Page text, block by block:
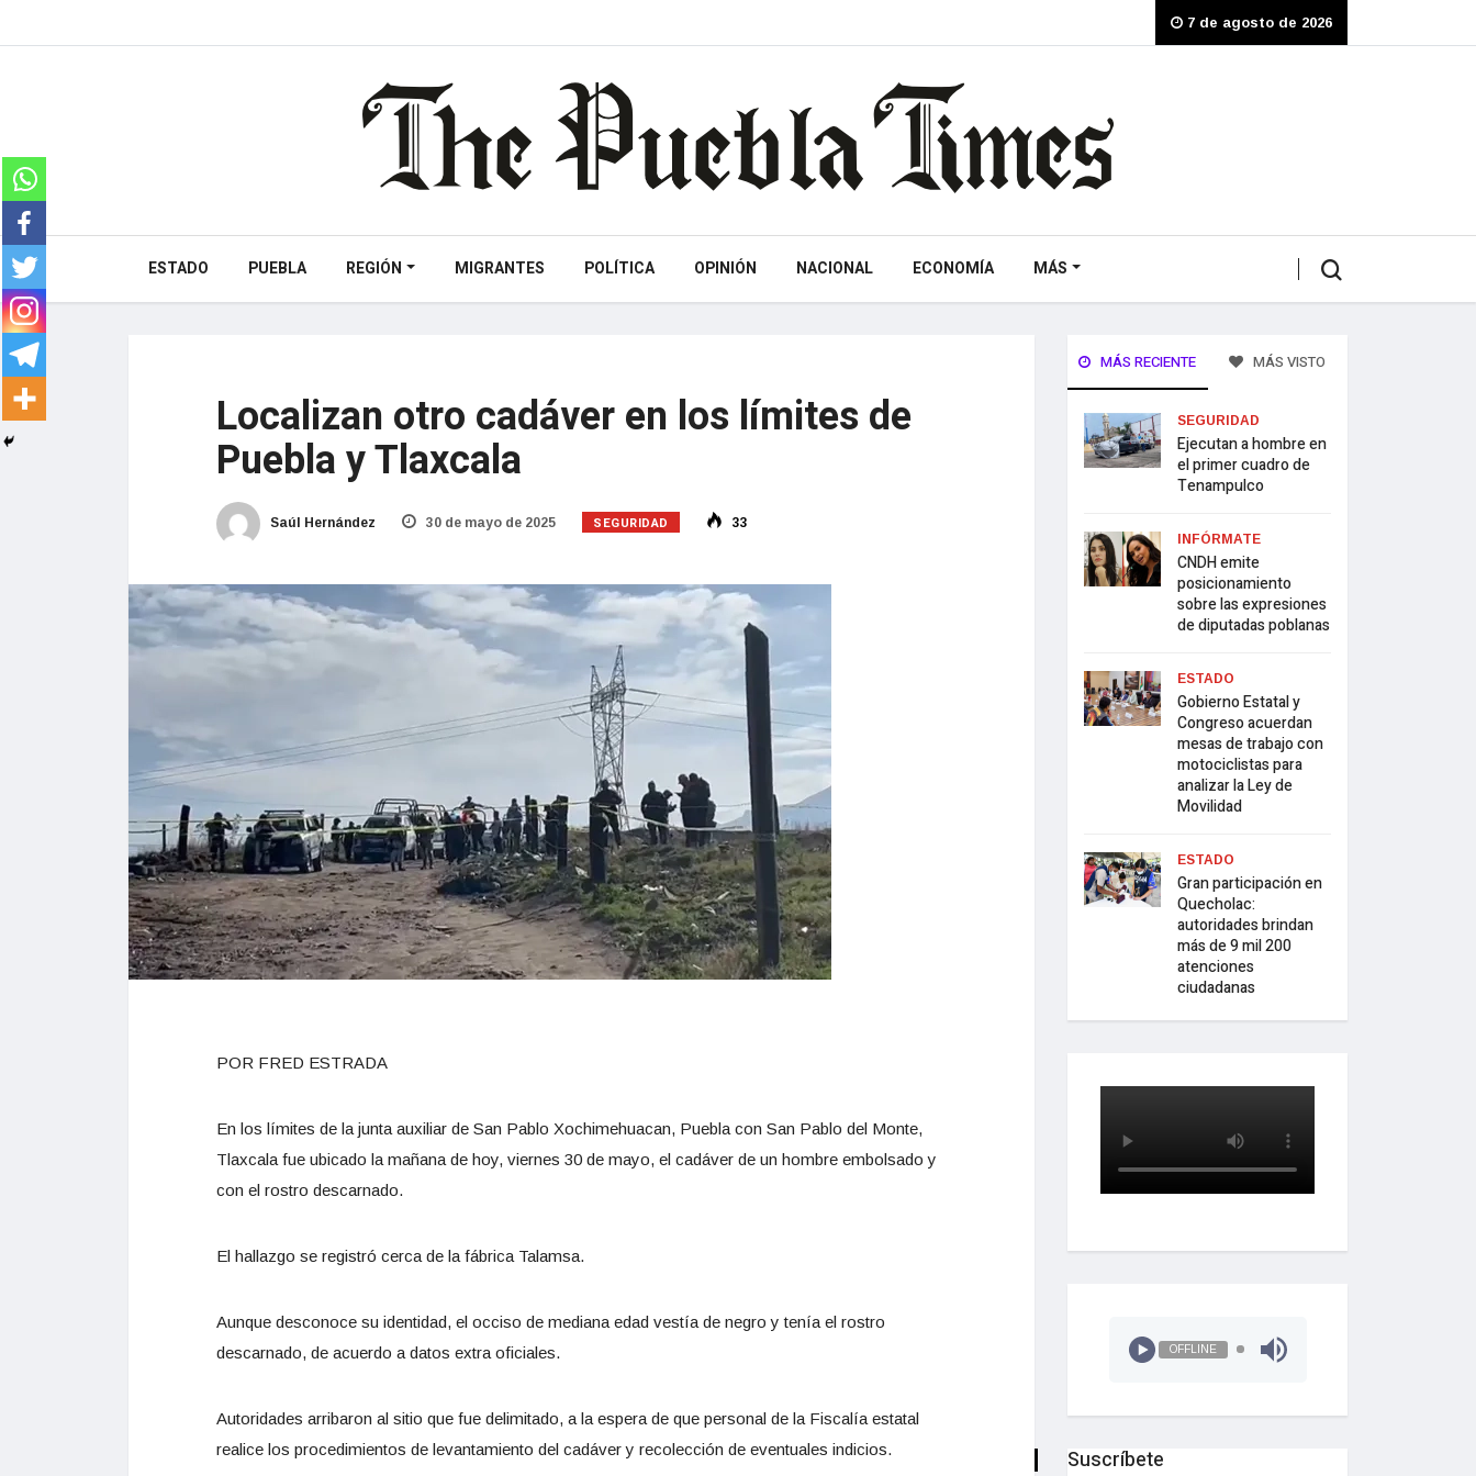
7 de agosto de 2026
ESTADO PUEBLA REGIÓN MIGRANTES POLÍTICA OPINIÓN NACIONAL ECONOMÍA MÁS
Localizan otro cadáver en los límites de
Puebla y Tlaxcala
Saúl Hernández 30 de mayo de 2025 SEGURIDAD 33
POR FRED ESTRADA
En los límites de la junta auxiliar de San Pablo Xochimehuacan, Puebla con San Pablo del Monte,
Tlaxcala fue ubicado la mañana de hoy, viernes 30 de mayo, el cadáver de un hombre embolsado y
con el rostro descarnado.
El hallazgo se registró cerca de la fábrica Talamsa.
Aunque desconoce su identidad, el occiso de mediana edad vestía de negro y tenía el rostro
descarnado, de acuerdo a datos extra oficiales.
Autoridades arribaron al sitio que fue delimitado, a la espera de que personal de la Fiscalía estatal
realice los procedimientos de levantamiento del cadáver y recolección de eventuales indicios.
MÁS RECIENTE MÁS VISTO
SEGURIDAD
Ejecutan a hombre en
el primer cuadro de
Tenampulco
INFÓRMATE
CNDH emite
posicionamiento
sobre las expresiones
de diputadas poblanas
ESTADO
Gobierno Estatal y
Congreso acuerdan
mesas de trabajo con
motociclistas para
analizar la Ley de
Movilidad
ESTADO
Gran participación en
Quecholac:
autoridades brindan
más de 9 mil 200
atenciones
ciudadanas
OFFLINE
Suscríbete